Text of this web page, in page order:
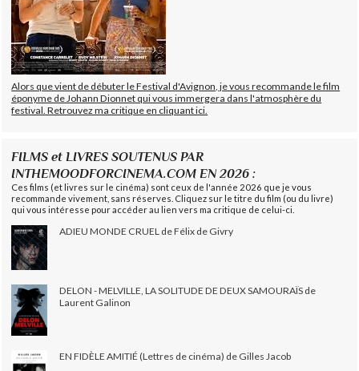
Alors que vient de débuter le Festival d'Avignon, je vous recommande le film
éponyme de Johann Dionnet qui vous immergera dans l'atmosphère du
festival. Retrouvez ma critique en cliquant ici.
FILMS et LIVRES SOUTENUS PAR
INTHEMOODFORCINEMA.COM EN 2026 :
Ces films (et livres sur le cinéma) sont ceux de l'année 2026 que je vous
recommande vivement, sans réserves. Cliquez sur le titre du film (ou du livre)
qui vous intéresse pour accéder au lien vers ma critique de celui-ci.
ADIEU MONDE CRUEL de Félix de Givry
DELON - MELVILLE, LA SOLITUDE DE DEUX SAMOURAÏS de
Laurent Galinon
EN FIDÈLE AMITIÉ (Lettres de cinéma) de Gilles Jacob